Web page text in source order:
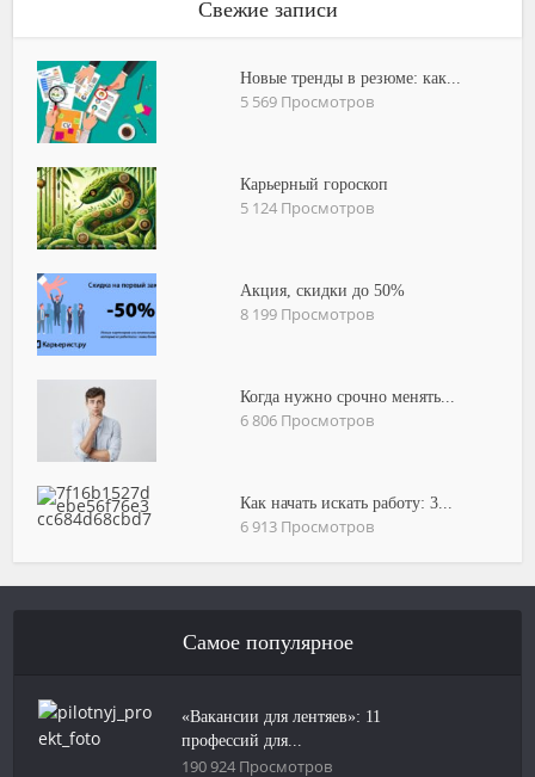
Свежие записи
Новые тренды в резюме: как...
5 569 Просмотров
Карьерный гороскоп
5 124 Просмотров
Акция, скидки до 50%
8 199 Просмотров
Когда нужно срочно менять...
6 806 Просмотров
Как начать искать работу: 3...
6 913 Просмотров
Самое популярное
«Вакансии для лентяев»: 11
профессий для...
190 924 Просмотров